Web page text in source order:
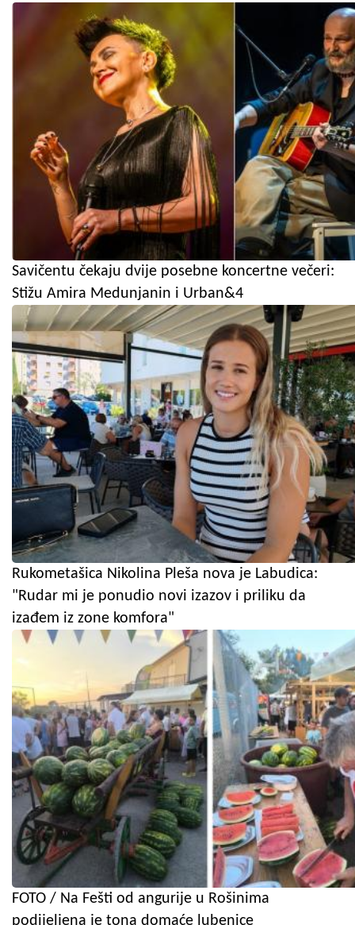
Savičentu čekaju dvije posebne koncertne večeri:
Stižu Amira Medunjanin i Urban&4
Rukometašica Nikolina Pleša nova je Labudica:
"Rudar mi je ponudio novi izazov i priliku da
izađem iz zone komfora"
FOTO / Na Fešti od angurije u Rošinima
podijeljena je tona domaće lubenice